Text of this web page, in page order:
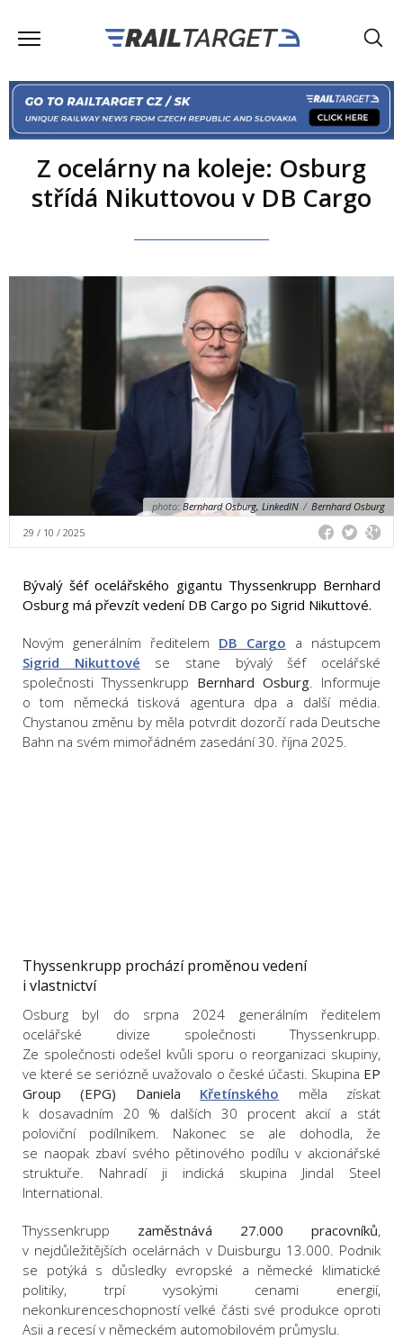
Z ocelárny na koleje: Osburg
střídá Nikuttovou v DB Cargo
photo: Bernhard Osburg, LinkedIN / Bernhard Osburg
29 / 10 / 2025
Bývalý šéf ocelářského gigantu Thyssenkrupp Bernhard
Osburg má převzít vedení DB Cargo po Sigrid Nikuttové.
Novým generálním ředitelem DB Cargo a nástupcem
Sigrid Nikuttové se stane bývalý šéf ocelářské
společnosti Thyssenkrupp Bernhard Osburg. Informuje
o tom německá tisková agentura dpa a další média.
Chystanou změnu by měla potvrdit dozorčí rada Deutsche
Bahn na svém mimořádném zasedání 30. října 2025.
Thyssenkrupp prochází proměnou vedení
i vlastnictví
Osburg byl do srpna 2024 generálním ředitelem
ocelářské divize společnosti Thyssenkrupp.
Ze společnosti odešel kvůli sporu o reorganizaci skupiny,
ve které se seriózně uvažovalo o české účasti. Skupina EP
Group (EPG) Daniela Křetínského měla získat
k dosavadním 20 % dalších 30 procent akcií a stát
poloviční podílníkem. Nakonec se ale dohodla, že
se naopak zbaví svého pětinového podílu v akcionářské
struktuře. Nahradí ji indická skupina Jindal Steel
International.
Thyssenkrupp zaměstnává 27.000 pracovníků,
v nejdůležitějších ocelárnách v Duisburgu 13.000. Podnik
se potýká s důsledky evropské a německé klimatické
politiky, trpí vysokými cenami energií,
nekonkurenceschopností velké části své produkce oproti
Asii a recesí v německém automobilovém průmyslu.